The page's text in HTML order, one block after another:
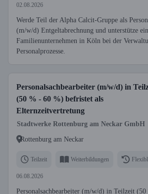
02.08.2026
Werde Teil der Alpha Calcit-Gruppe als
(m/w/d) Entgeltabrechnung und unterstütze
Familienunternehmen in Köln bei der
Personalprozesse.
Personalsachbearbeiter (m/w/d) in
(50 % - 60 %) befristet als
Elternzeitvertretung
Stadtwerke Rottenburg am Neckar GmbH
Rottenburg am Neckar
Teilzeit Weiterbildungen
06.08.2026
Personalsachbearbeiter (m/w/d) in Teilzeit